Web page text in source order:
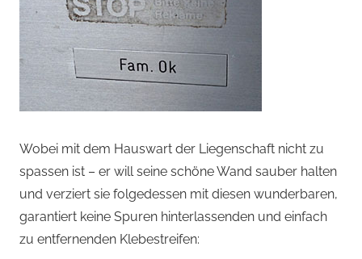
Wobei mit dem Hauswart der Liegenschaft nicht zu
spassen ist – er will seine schöne Wand sauber halten
und verziert sie folgedessen mit diesen wunderbaren,
garantiert keine Spuren hinterlassenden und einfach
zu entfernenden Klebestreifen: